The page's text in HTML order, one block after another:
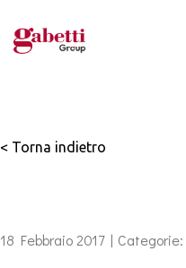
< Torna indietro
18 Febbraio 2017 | Categorie: